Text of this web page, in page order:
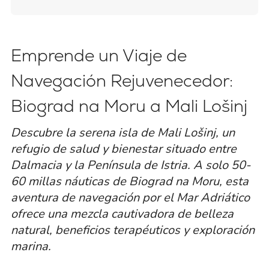
Emprende un Viaje de
Navegación Rejuvenecedor:
Biograd na Moru a Mali Lošinj
Descubre la serena isla de Mali Lošinj, un
refugio de salud y bienestar situado entre
Dalmacia y la Península de Istria. A solo 50-
60 millas náuticas de Biograd na Moru, esta
aventura de navegación por el Mar Adriático
ofrece una mezcla cautivadora de belleza
natural, beneficios terapéuticos y exploración
marina.